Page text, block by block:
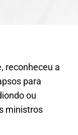
reconheceu a
para
ou
ministros